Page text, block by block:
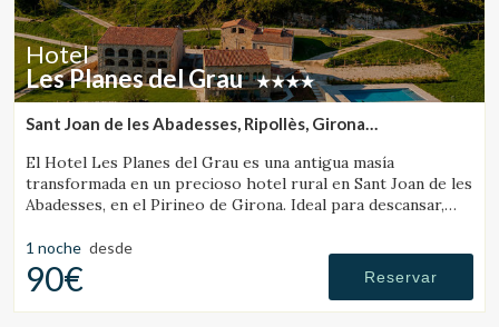
Hotel
Les Planes del Grau
Sant Joan de les Abadesses, Ripollès, Girona
El Hotel Les Planes del Grau es una antigua masía
transformada en un precioso hotel rural en Sant Joan de les
Abadesses, en el Pirineo de Girona. Ideal para descansar,
1 noche desde
90€ Reservar
Estas cookies son utilizadas para almacenar información
sobre las preferencias y elecciones personales del usuario
a través de la observación continuada de sus hábitos de
navegación. Gracias a ellas, podemos conocer los hábitos
de navegación en el sitio web y mostrar publicidad
relacionada con el perfil de navegación del usuario.